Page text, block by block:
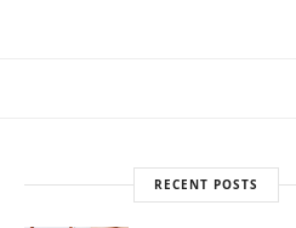
RECENT POSTS